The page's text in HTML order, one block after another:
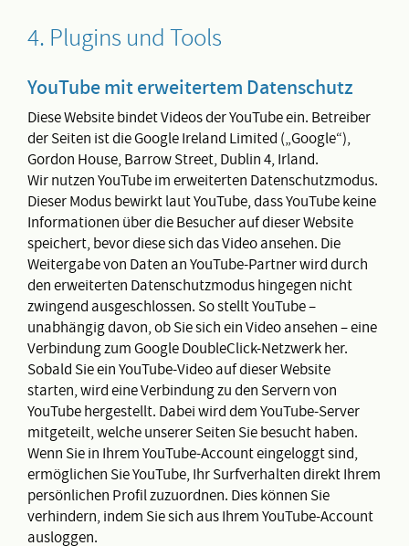
4. Plugins und Tools
YouTube mit erweitertem Datenschutz
Diese Website bindet Videos der YouTube ein. Betreiber
der Seiten ist die Google Ireland Limited („Google“),
Gordon House, Barrow Street, Dublin 4, Irland.
Wir nutzen YouTube im erweiterten Datenschutzmodus.
Dieser Modus bewirkt laut YouTube, dass YouTube keine
Informationen über die Besucher auf dieser Website
speichert, bevor diese sich das Video ansehen. Die
Weitergabe von Daten an YouTube-Partner wird durch
den erweiterten Datenschutzmodus hingegen nicht
zwingend ausgeschlossen. So stellt YouTube –
unabhängig davon, ob Sie sich ein Video ansehen – eine
Verbindung zum Google DoubleClick-Netzwerk her.
Sobald Sie ein YouTube-Video auf dieser Website
starten, wird eine Verbindung zu den Servern von
YouTube hergestellt. Dabei wird dem YouTube-Server
mitgeteilt, welche unserer Seiten Sie besucht haben.
Wenn Sie in Ihrem YouTube-Account eingeloggt sind,
ermöglichen Sie YouTube, Ihr Surfverhalten direkt Ihrem
persönlichen Profil zuzuordnen. Dies können Sie
verhindern, indem Sie sich aus Ihrem YouTube-Account
ausloggen.